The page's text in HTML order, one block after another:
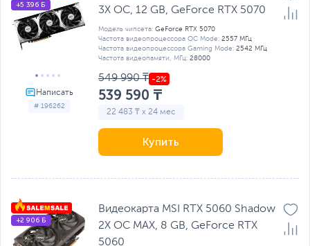
# 196262
+5 396 Б
3X OC, 12 GB, GeForсe RTX 5070
Модель чипсета: GeForce RTX 5070
Частота видеопроцессора OC Mode: 2557 МГц
Частота видеопроцессора Gaming Mode: 2542 МГц
Частота видеопамяти, МГц: 28000
549 990 ₸
539 590 ₸
22 483 ₸ x 24 мес
Купить
+2 906 Б
Видеокарта MSI RTX 5060 Shadow
2X OC MAX, 8 GB, GeForce RTX
5060